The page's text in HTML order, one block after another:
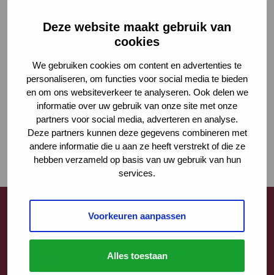
Deze website maakt gebruik van
cookies
We gebruiken cookies om content en advertenties te
personaliseren, om functies voor social media te bieden
en om ons websiteverkeer te analyseren. Ook delen we
informatie over uw gebruik van onze site met onze
partners voor social media, adverteren en analyse.
Deze partners kunnen deze gegevens combineren met
andere informatie die u aan ze heeft verstrekt of die ze
hebben verzameld op basis van uw gebruik van hun
services.
Voorkeuren aanpassen
Alles toestaan